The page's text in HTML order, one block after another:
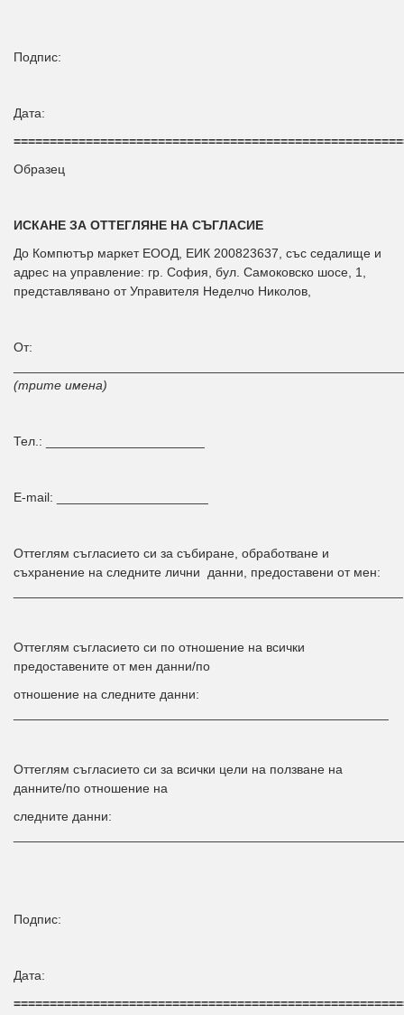
Подпис:
Дата:
Образец
ИСКАНЕ ЗА ОТТЕГЛЯНЕ НА СЪГЛАСИЕ
До Компютър маркет ЕООД, ЕИК 200823637, със седалище и
адрес на управление: гр. София, бул. Самоковско шосе, 1,
представлявано от Управителя Неделчо Николов,
От:
(трите имена)
Тел.: ______________________
E-mail: _____________________
Оттеглям съгласието си за събиране, обработване и
съхранение на следните лични данни, предоставени от мен:
Оттеглям съгласието си по отношение на всички
предоставените от мен данни/по
отношение на следните данни:
Оттеглям съгласието си за всички цели на ползване на
данните/по отношение на
следните данни:
Подпис:
Дата: